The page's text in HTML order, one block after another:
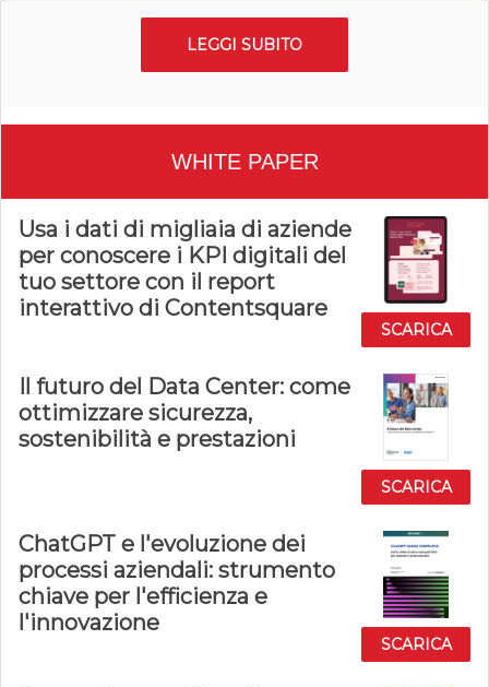
LEGGI SUBITO
WHITE PAPER
Usa i dati di migliaia di aziende
per conoscere i KPI digitali del
tuo settore con il report
interattivo di Contentsquare
SCARICA
Il futuro del Data Center: come
ottimizzare sicurezza,
sostenibilità e prestazioni
SCARICA
ChatGPT e l'evoluzione dei
processi aziendali: strumento
chiave per l'efficienza e
l'innovazione
SCARICA